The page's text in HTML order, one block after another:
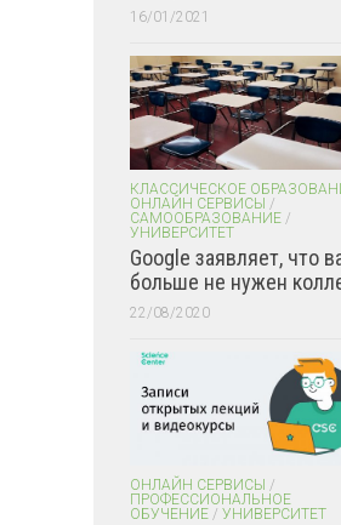
16/01/2021
КЛАССИЧЕСКОЕ
ОНЛАЙН СЕРВИСЫ /
САМООБРАЗОВАНИЕ /
УНИВЕРСИТЕТ
Google заявляет, что
больше не нужен
22/08/2020
ОНЛАЙН СЕРВИСЫ /
ПРОФЕССИОНАЛЬНОЕ
ОБУЧЕНИЕ / УНИВЕРСИТЕТ